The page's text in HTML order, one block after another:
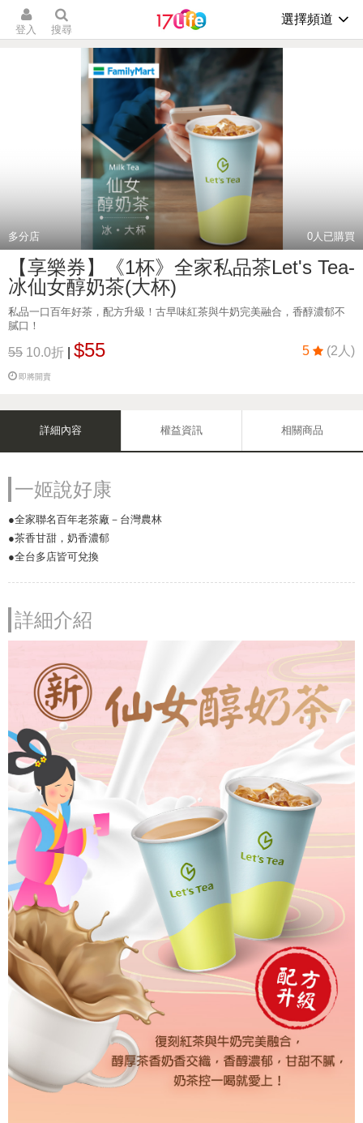
登入 搜尋
選擇頻道
多分店 0人已購買
【享樂券】《1杯》全家私品茶Let's Tea-
冰仙女醇奶茶(大杯)
私品一口百年好茶，配方升級！古早味紅茶與牛奶完美融合，香醇濃郁不
膩口！
55 10.0折 $55 5 (2人)
即將開賣
詳細內容 權益資訊 相關商品
一姬說好康
●全家聯名百年老茶廠－台灣農林
●茶香甘甜，奶香濃郁
●全台多店皆可兌換
詳細介紹